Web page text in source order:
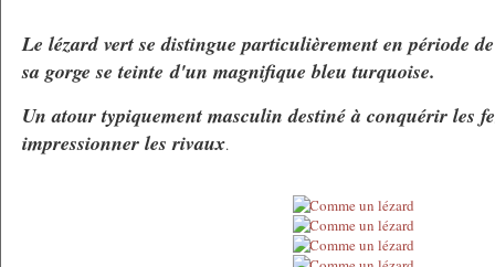
Le lézard vert se distingue particulièrement en période
sa gorge se teinted'un magnifique bleu turquoise.
Un atour typiquement masculin destiné à conquérir les
impressionner les rivaux.